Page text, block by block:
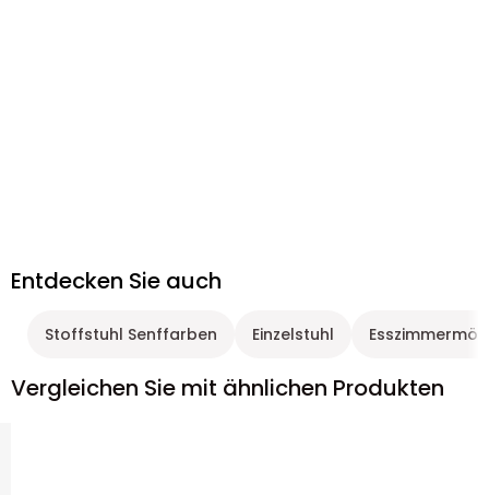
Entdecken Sie auch
Stoffstuhl Senffarben Einzelstuhl
Vergleichen Sie mit ähnlichen Produkten